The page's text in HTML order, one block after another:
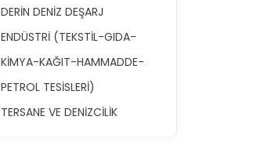
DERİN DENİZ DEŞARJ
ENDÜSTRİ (TEKSTİL-GIDA-
KİMYA-KAĞIT-HAMMADDE-
PETROL TESİSLERİ)
TERSANE VE DENİZCİLİK